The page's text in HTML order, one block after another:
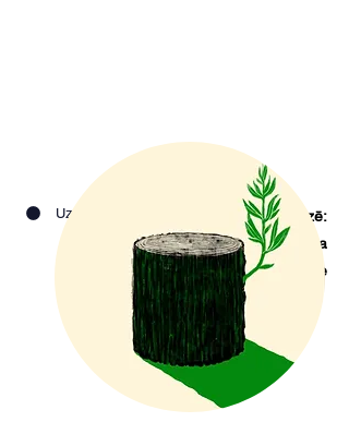
Organizē:
Latvijas Rakstnieku savienība
Kurators: Sigita Kušnere
Uzzināt vairāk